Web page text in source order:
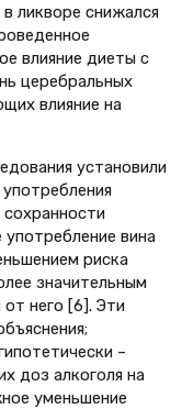
ликворе снижался
влияние диеты с
церебральных
влияние на
установили
вина
риска
значительным
от него [6]. Эти
–
доз алкоголя на
уменьшение